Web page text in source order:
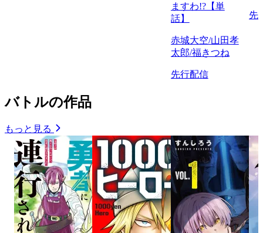
ますわ!?【単
話】
赤城大空/山田孝
太郎/福きつね
先行配信
先
バトルの作品
もっと見る